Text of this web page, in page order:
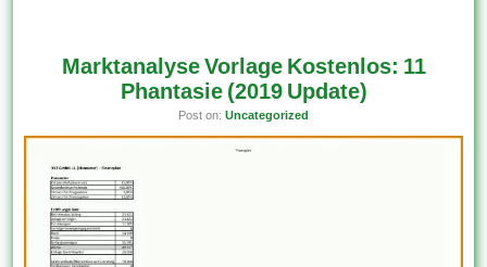
Marktanalyse Vorlage Kostenlos: 11
Phantasie (2019 Update)
Post on: Uncategorized